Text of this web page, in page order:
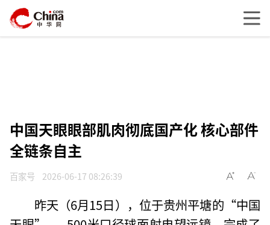
中国天眼眼部肌肉彻底国产化 核心部件
全链条自主
百家号 2026-06-17 08:26:39
昨天（6月15日），位于贵州平塘的“中国